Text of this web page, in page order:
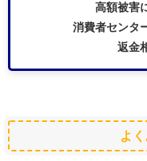
高額被害
消費者センタ
返金
よ